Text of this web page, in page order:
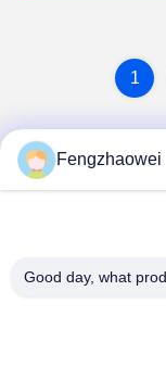
1
Shenzhen
Fengzhaowei
Good day, what